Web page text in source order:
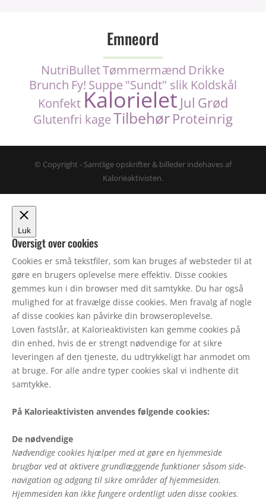
Emneord
NutriBulletTømmermænd Drikke
Brunch Fy! Suppe "Sundt" slik Koldskål
Konfekt Kalorielet Jul Grød
Glutenfri kageTilbehør Proteinrig
© Copyright - Samtlige opskrifter & billeder indehaves af
Kalorieaktivisten.
Luk
Oversigt over cookies
Cookies er små tekstfiler, som kan bruges af websteder til at
gøre en brugers oplevelse mere effektiv. Disse cookies
gemmes kun i din browser med dit samtykke. Du har også
mulighed for at fravælge disse cookies. Men fravalg af nogle
af disse cookies kan påvirke din browseroplevelse.
Loven fastslår, at Kalorieaktivisten kan gemme cookies på
din enhed, hvis de er strengt nødvendige for at sikre
leveringen af den tjeneste, du udtrykkeligt har anmodet om
at bruge. For alle andre typer cookies skal vi indhente dit
samtykke.
På Kalorieaktivisten anvendes følgende cookies:
De nødvendige
Nødvendige cookies hjælper med at gøre en hjemmeside
brugbar ved at aktivere grundlæggende funktioner såsom side-
navigation og adgang til sikre områder af hjemmesiden.
Hjemmesiden kan ikke fungere ordentligt uden disse cookies.